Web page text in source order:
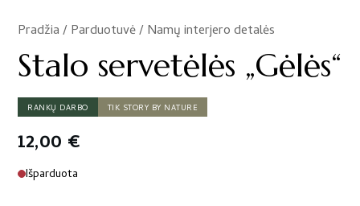
Pradžia/Parduotuvė/Namų interjero detalės
/
Stalo servetėlės „Gėlės“
RANKŲ DARBO TIK STORY BY NATURE
12,00 €
Išparduota